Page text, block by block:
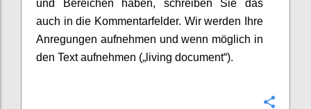
und Bereichen haben, schreiben Sie das
auch in die Kommentarfelder. Wir werden
Ihre
Anregungen aufnehmen und wenn möglich in
den Textaufnehmen („ living document“).